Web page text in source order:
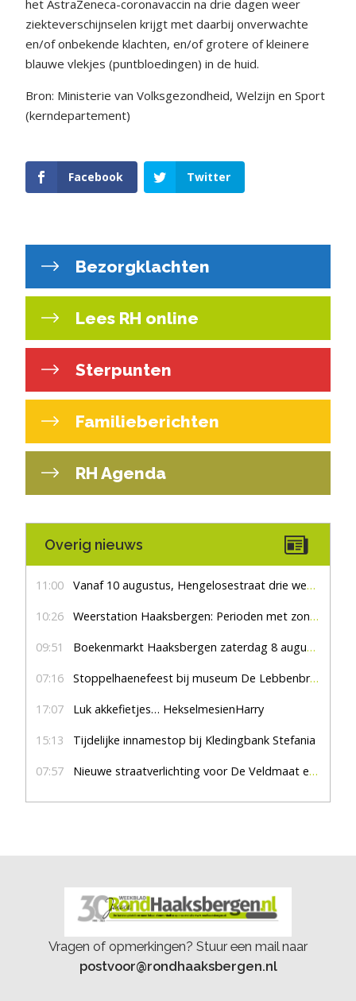
het AstraZeneca-coronavaccin na drie dagen weer
ziekteverschijnselen krijgt met daarbij onverwachte
en/of onbekende klachten, en/of grotere of kleinere
blauwe vlekjes (puntbloedingen) in de huid.
Bron: Ministerie van Volksgezondheid, Welzijn en Sport
(kerndepartement)
Facebook Twitter
Bezorgklachten
Lees RH online
Sterpunten
Familieberichten
RH Agenda
Overig nieuws
11:00 Vanaf 10 augustus, Hengelosestraat drie weken dicht voor doorgaand verkeer
10:26 Weerstation Haaksbergen: Perioden met zon en droog
09:51 Boekenmarkt Haaksbergen zaterdag 8 augustus, marktplein Haaksbergen
07:16 Stoppelhaenefeest bij museum De Lebbenbrugge
17:07 Luk akkefietjes… HekselmesienHarry
15:13 Tijdelijke innamestop bij Kledingbank Stefania
07:57 Nieuwe straatverlichting voor De Veldmaat en De Pas
Vragen of opmerkingen? Stuur een mail naar
postvoor@rondhaaksbergen.nl